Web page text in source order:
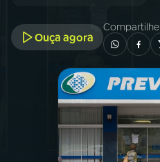
A RÁDIO
PROGRAMAÇÃO
PROGRAMAS
Ouça agora
Compartilhe